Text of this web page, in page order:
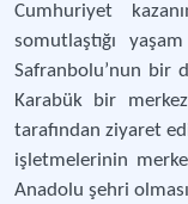
Cumhuriyet
somutlaştığı
Safranbolu’nun bir
Karabük bir
tarafından ziyaret
işletmelerinin
Anadolu şehri